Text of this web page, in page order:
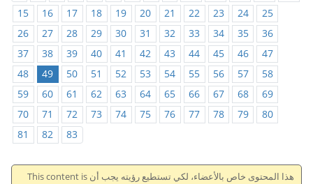
15
16 17 18 19 20 21 22 23 24
25
26
27 28 29 30 31 32 33 34 35
36
37
38 39 40 41 42 43 44 45 46
47
48
49 50 51 52 53 54 55 56 57
58
59
60 61 62 63 64 65 66 67 68
69
70
71 72 73 74 75 76 77 78 79
80
81
82 83
هذا المحتوى خاص بالأعضاء، لكي تستطيع رؤيته يجب أن This content is